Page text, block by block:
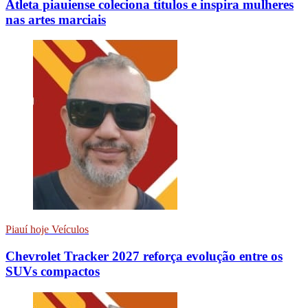
Atleta piauiense coleciona títulos e inspira mulheres
nas artes marciais
Piauí hoje Veículos
Chevrolet Tracker 2027 reforça evolução entre os
SUVs compactos